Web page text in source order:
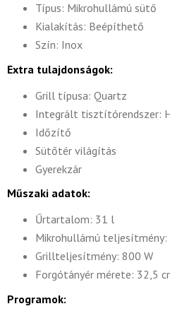
Típus: Mikrohullámú sütő
Kialakítás: Beépíthető
Szín: Inox
Extra tulajdonságok:
Grill típusa: Quartz
Integrált tisztítórendszer:
Időzítő
Sütőtér világítás
Gyerekzár
Műszaki adatok:
Űrtartalom: 31 l
Mikrohullámú teljesítmény:
Grillteljesítmény: 800 W
Forgótányér mérete: 32,5
Programok: